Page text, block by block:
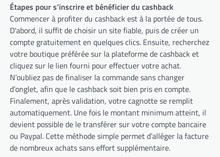
Étapes pour s’inscrire et bénéficier du cashback
Commencer à profiter du cashback est à la portée de tous.
D'abord, il suffit de choisir un site fiable, puis de créer un
compte gratuitement en quelques clics. Ensuite, recherchez
votre boutique préférée sur la plateforme de cashback et
cliquez sur le lien fourni pour effectuer votre achat.
N’oubliez pas de finaliser la commande sans changer
d’onglet, afin que le cashback soit bien pris en compte.
Finalement, après validation, votre cagnotte se remplit
automatiquement. Une fois le montant minimum atteint, il
devient possible de le transférer sur votre compte bancaire
ou Paypal. Cette méthode simple permet d’alléger la facture
de nombreux achats sans effort supplémentaire.